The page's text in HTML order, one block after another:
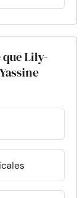
que Lily-